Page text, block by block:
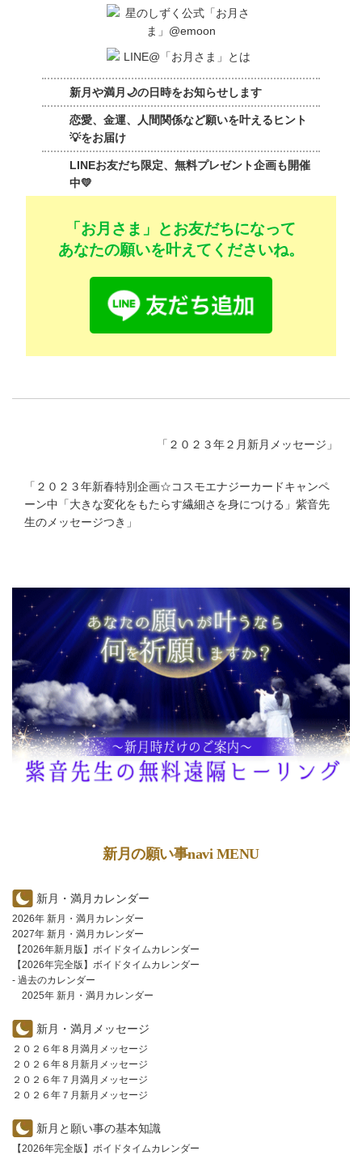
新月や満月🌙の日時をお知らせします
恋愛、金運、人間関係など願いを叶えるヒント
💡をお届け
LINEお友だち限定、無料プレゼント企画も開催
中💛
「お月さま」とお友だちになって
あなたの願いを叶えてくださいね。
「 ２０２３年２月新月メッセージ 」
「 ２０２３年新春特別企画☆コスモエナジーカードキャンペ
ーン中「大きな変化をもたらす繊細さを身につける」紫音先
生のメッセージつき 」
新月の願い事navi MENU
新月・満月カレンダー
2026年 新月・満月カレンダー
2027年 新月・満月カレンダー
【2026年新月版】ボイドタイムカレンダー
【2026年完全版】ボイドタイムカレンダー
- 過去のカレンダー
2025年 新月・満月カレンダー
新月・満月メッセージ
２０２６年８月満月メッセージ
２０２６年８月新月メッセージ
２０２６年７月満月メッセージ
２０２６年７月新月メッセージ
新月と願い事の基本知識
【2026年完全版】ボイドタイムカレンダー